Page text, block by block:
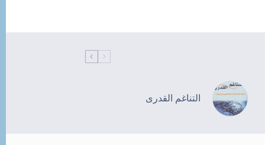
التناغم القدرى